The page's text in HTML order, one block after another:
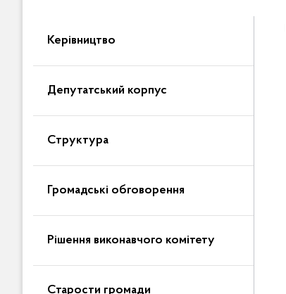
Керівництво
Депутатський корпус
Структура
Громадські обговорення
Рішення виконавчого комітету
Старости громади